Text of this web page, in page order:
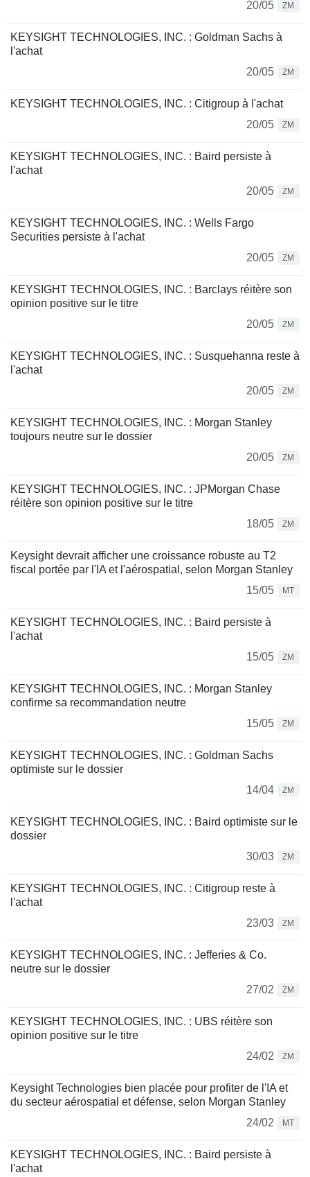
20/05 ZM
KEYSIGHT TECHNOLOGIES, INC. : Goldman Sachs à
l'achat
20/05
ZM
KEYSIGHT TECHNOLOGIES, INC. : Citigroup à l'achat
20/05
ZM
KEYSIGHT TECHNOLOGIES, INC. : Baird persiste à
l'achat
20/05
ZM
KEYSIGHT TECHNOLOGIES, INC. : Wells Fargo
Securities persiste à l'achat
20/05
ZM
KEYSIGHT TECHNOLOGIES, INC. : Barclays réitère son
opinion positive sur le titre
20/05
ZM
KEYSIGHT TECHNOLOGIES, INC. : Susquehanna reste à
l'achat
20/05
ZM
KEYSIGHT TECHNOLOGIES, INC. : Morgan Stanley
toujours neutre sur le dossier
20/05
ZM
KEYSIGHT TECHNOLOGIES, INC. : JPMorgan Chase
réitère son opinion positive sur le titre
18/05
ZM
Keysight devrait afficher une croissance robuste au T2
fiscal portée par l'IA et l'aérospatial, selon Morgan Stanley
15/05
MT
KEYSIGHT TECHNOLOGIES, INC. : Baird persiste à
l'achat
15/05
ZM
KEYSIGHT TECHNOLOGIES, INC. : Morgan Stanley
confirme sa recommandation neutre
15/05
ZM
KEYSIGHT TECHNOLOGIES, INC. : Goldman Sachs
optimiste sur le dossier
14/04
ZM
KEYSIGHT TECHNOLOGIES, INC. : Baird optimiste sur le
dossier
30/03
ZM
KEYSIGHT TECHNOLOGIES, INC. : Citigroup reste à
l'achat
23/03
ZM
KEYSIGHT TECHNOLOGIES, INC. : Jefferies & Co.
neutre sur le dossier
27/02
ZM
KEYSIGHT TECHNOLOGIES, INC. : UBS réitère son
opinion positive sur le titre
24/02
ZM
Keysight Technologies bien placée pour profiter de l'IA et
du secteur aérospatial et défense, selon Morgan Stanley
24/02
MT
KEYSIGHT TECHNOLOGIES, INC. : Baird persiste à
l'achat